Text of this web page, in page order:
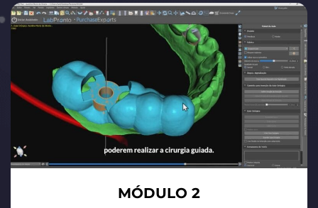
MÓDULO 2